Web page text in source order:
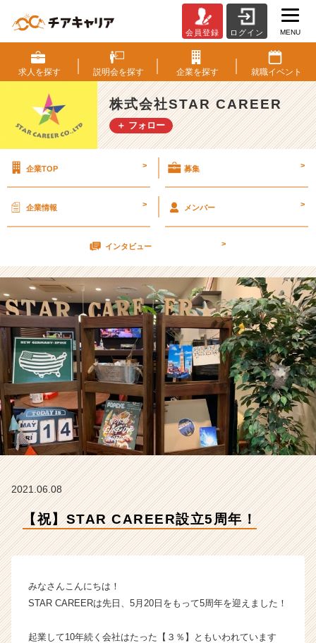
S
T
A
R
C
A
R
5
周
【株
式
会
社
S
T
A
R
C
A
R
E
E
イ
ム
イ
|
ベ
チ
会員登録 ログイン MENU
求人を探す 説明会を探す 企業を探す 就職イベント
株式会社STAR CAREER
＋ フォロー
企業TOP > 募集 >
企業情報 > メンバー >
インタビュー >
2021.06.08
【祝】STAR CAREER設立5周年！
みなさんこんにちは！
STAR CAREERは先日、5月20日をもって5周年を迎えました！
起業して10年続く会社はたった【３％】ともいわれています